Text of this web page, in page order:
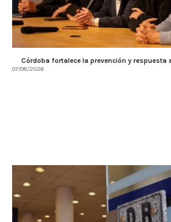
Córdoba fortalece la prevención y respuesta
07/08/2026